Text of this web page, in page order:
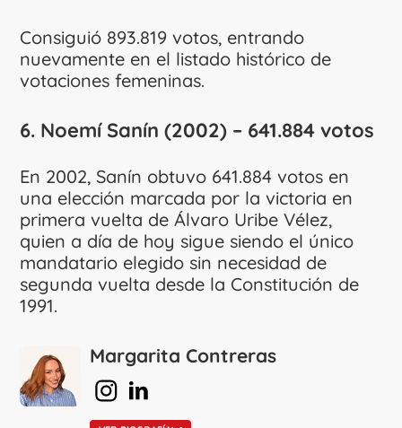
Consiguió 893.819 votos, entrando
nuevamente en el listado histórico de
votaciones femeninas.
6. Noemí Sanín (2002) – 641.884 votos
En 2002, Sanín obtuvo 641.884 votos en
una elección marcada por la victoria en
primera vuelta de Álvaro Uribe Vélez,
quien a día de hoy sigue siendo el único
mandatario elegido sin necesidad de
segunda vuelta desde la Constitución de
1991.
Margarita Contreras
en Instagram
en Linkedin